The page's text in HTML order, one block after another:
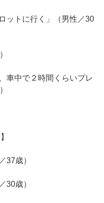
ットに行く」（男性／30
車中で２時間くらいプレ
37歳）
30歳）